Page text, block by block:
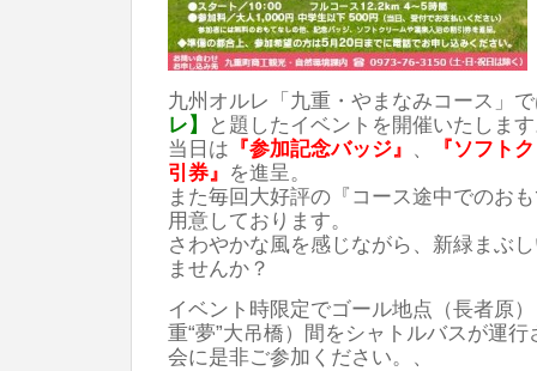
九州オルレ「九重・やまなみコース」
レ】
と題したイベントを開催いたしま
当日は 『参加記念バッジ』
『ソフト
引券』 を進呈。
また毎回大好評の『コース途中でのお
用意しております。
さわやかな風を感じながら、新緑まぶ
ませんか？
イベント時限定でゴール地点（長者原
重“夢”大吊橋）間をシャトルバスが運
会に是非ご参加ください。、